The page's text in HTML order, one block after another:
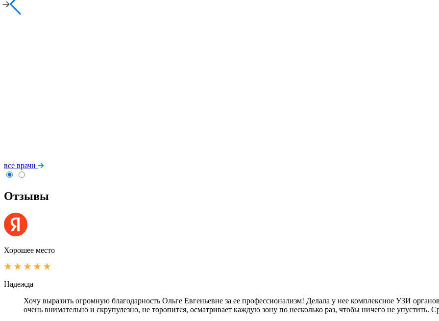
все врачи
Отзывы
Хорошее место
Надежда
Хочу выразить огромную благодарность Ольге Евгеньевне за ее профессионализм! Делала у нее комплексное УЗИ
очень внимательно и скрупулезно, не торопится, осматривает каждую зону по несколько раз, чтобы ничего не упустить.